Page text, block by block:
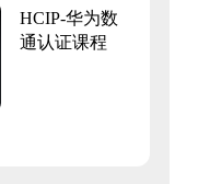
HCIP-华为数
通认证课程